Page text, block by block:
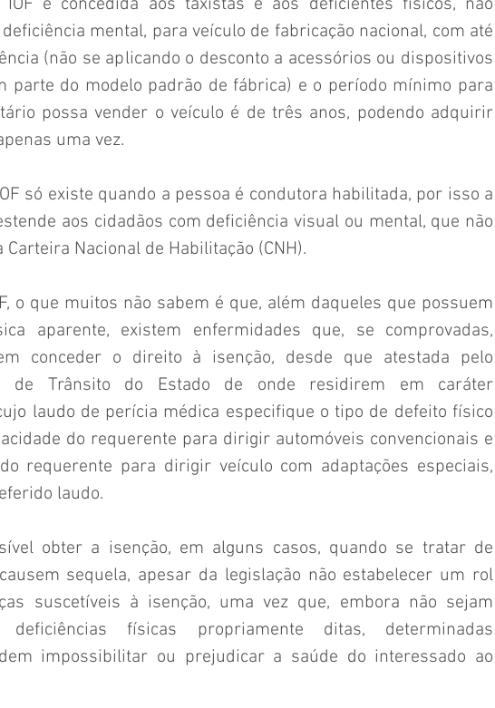
mental, para veículo de fabricação nacional, com até
(não se aplicando o desconto a acessórios ou dispositivos
parte do modelo padrão de fábrica) e o período mínimo para
possa vender o veículo é de três anos, podendo adquirir
uma vez.
só existe quando a pessoa é condutora habilitada, por isso a
aos cidadãos com deficiência visual ou mental, que não
Nacional de Habilitação (CNH).
o que muitos não sabem é que, além daqueles que possuem
aparente, existem enfermidades que, se comprovadas,
conceder o direito à isenção, desde que atestada pelo
de Trânsito do Estado de onde residirem em caráter
laudo de perícia médica especifique o tipo de defeito físico
do requerente para dirigir automóveis convencionais e
requerente para dirigir veículo com adaptações especiais,
laudo.
obter a isenção, em alguns casos, quando se tratar de
sequela, apesar da legislação não estabelecer um rol
suscetíveis à isenção, uma vez que, embora não sejam
deficiências físicas propriamente ditas, determinadas
impossibilitar ou prejudicar a saúde do interessado ao